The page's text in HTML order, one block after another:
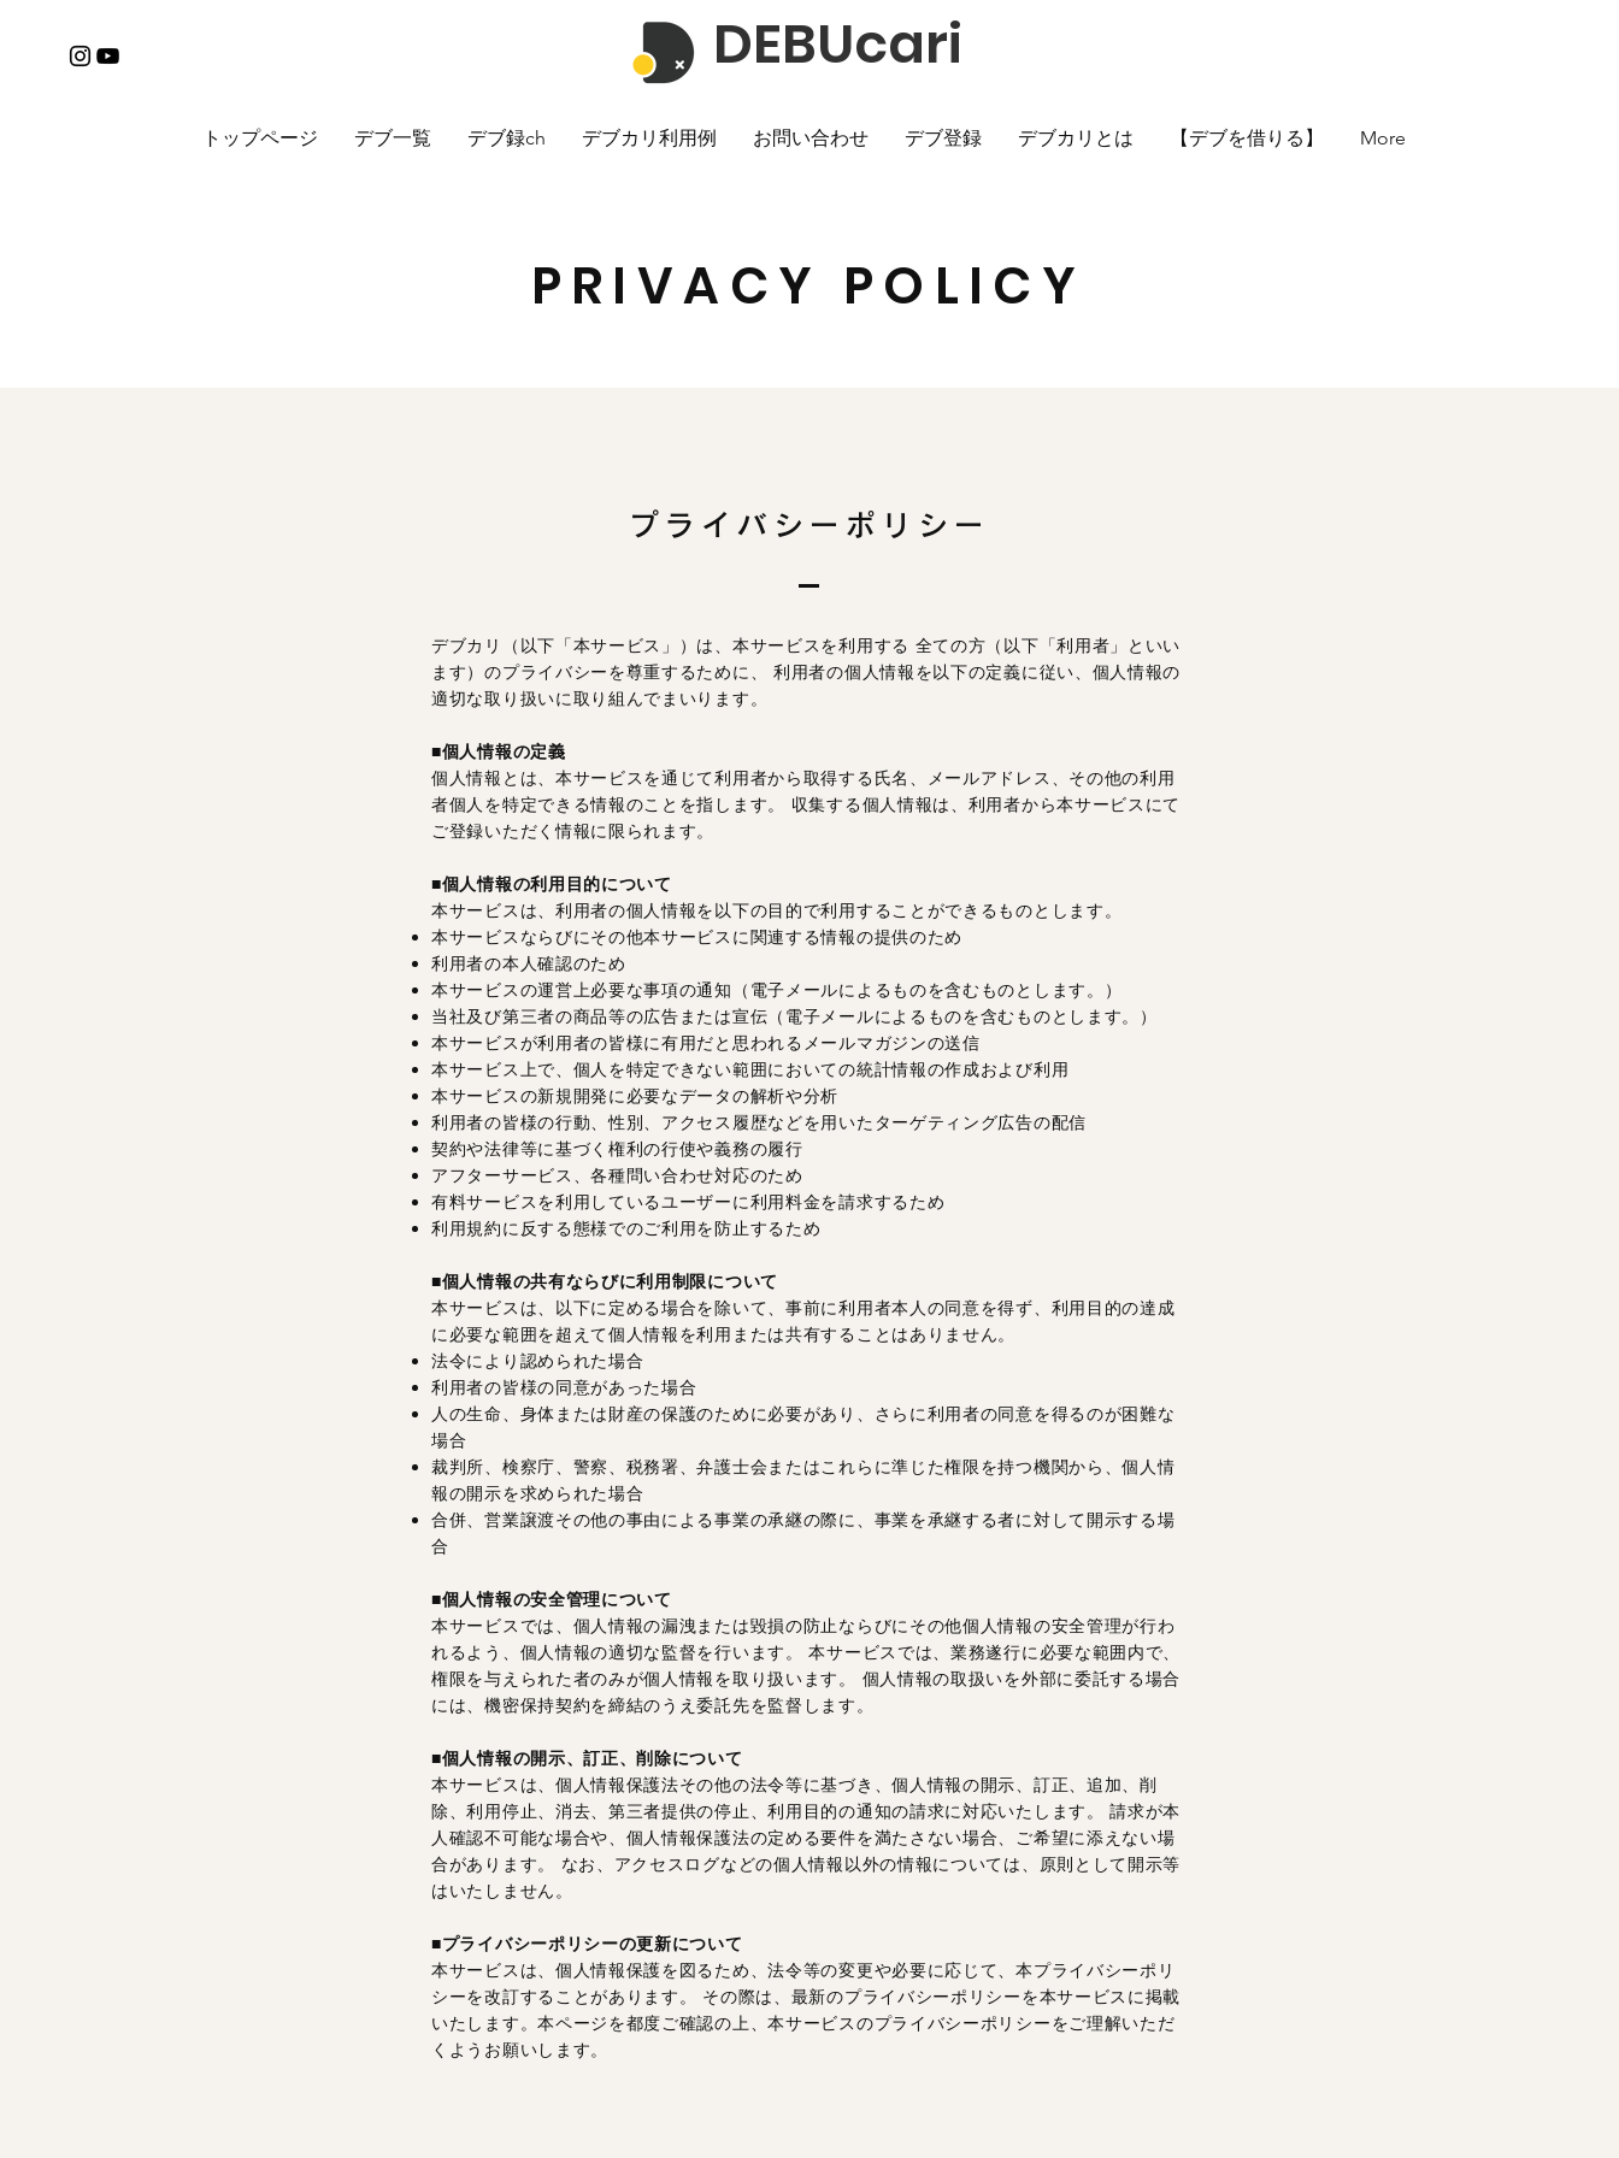
DEBUcari
トップページ デブ一覧 デブ録ch デブカリ利用例 お問い合わせ デブ登録 デブカリとは 【デブを借りる】 More
PRIVACY POLICY
プライバシーポリシー
デブカリ（以下「本サービス」）は、本サービスを利用する 全ての方（以下「利用者」といい
ます）のプライバシーを尊重するために、 利用者の個人情報を以下の定義に従い、個人情報の
適切な取り扱いに取り組んでまいります。
■個人情報の定義
個人情報とは、本サービスを通じて利用者から取得する氏名、メールアドレス、その他の利用
者個人を特定できる情報のことを指します。 収集する個人情報は、利用者から本サービスにて
ご登録いただく情報に限られます。
■個人情報の利用目的について
本サービスは、利用者の個人情報を以下の目的で利用することができるものとします。
本サービスならびにその他本サービスに関連する情報の提供のため
利用者の本人確認のため
本サービスの運営上必要な事項の通知（電子メールによるものを含むものとします。）
当社及び第三者の商品等の広告または宣伝（電子メールによるものを含むものとします。）
本サービスが利用者の皆様に有用だと思われるメールマガジンの送信
本サービス上で、個人を特定できない範囲においての統計情報の作成および利用
本サービスの新規開発に必要なデータの解析や分析
利用者の皆様の行動、性別、アクセス履歴などを用いたターゲティング広告の配信
契約や法律等に基づく権利の行使や義務の履行
アフターサービス、各種問い合わせ対応のため
有料サービスを利用しているユーザーに利用料金を請求するため
利用規約に反する態様でのご利用を防止するため
■個人情報の共有ならびに利用制限について
本サービスは、以下に定める場合を除いて、事前に利用者本人の同意を得ず、利用目的の達成
に必要な範囲を超えて個人情報を利用または共有することはありません。
法令により認められた場合
利用者の皆様の同意があった場合
人の生命、身体または財産の保護のために必要があり、さらに利用者の同意を得るのが困難な
場合
裁判所、検察庁、警察、税務署、弁護士会またはこれらに準じた権限を持つ機関から、個人情
報の開示を求められた場合
合併、営業譲渡その他の事由による事業の承継の際に、事業を承継する者に対して開示する場
合
■個人情報の安全管理について
本サービスでは、個人情報の漏洩または毀損の防止ならびにその他個人情報の安全管理が行わ
れるよう、個人情報の適切な監督を行います。 本サービスでは、業務遂行に必要な範囲内で、
権限を与えられた者のみが個人情報を取り扱います。 個人情報の取扱いを外部に委託する場合
には、機密保持契約を締結のうえ委託先を監督します。
■個人情報の開示、訂正、削除について
本サービスは、個人情報保護法その他の法令等に基づき、個人情報の開示、訂正、追加、削
除、利用停止、消去、第三者提供の停止、利用目的の通知の請求に対応いたします。 請求が本
人確認不可能な場合や、個人情報保護法の定める要件を満たさない場合、ご希望に添えない場
合があります。 なお、アクセスログなどの個人情報以外の情報については、原則として開示等
はいたしません。
■プライバシーポリシーの更新について
本サービスは、個人情報保護を図るため、法令等の変更や必要に応じて、本プライバシーポリ
シーを改訂することがあります。 その際は、最新のプライバシーポリシーを本サービスに掲載
いたします。本ページを都度ご確認の上、本サービスのプライバシーポリシーをご理解いただ
くようお願いします。